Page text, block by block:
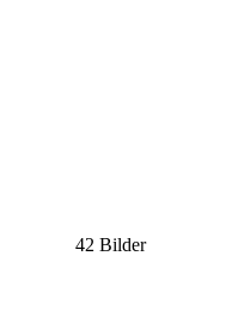
42 Bilder